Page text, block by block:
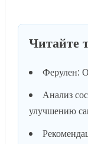
Читайте
Ферулен:
Анализ
улучшению